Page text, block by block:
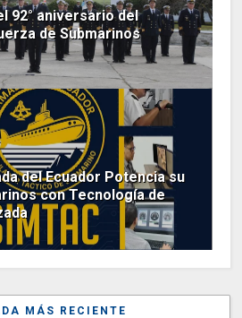
92° aniversario del
de Submarinos
del Ecuador Potencia su
con Tecnología de
MÁS RECIENTE